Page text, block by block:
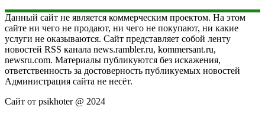
Данный сайт не является коммерческим проектом. На этом
сайте ни чего не продают, ни чего не покупают, ни какие
услуги не оказываются. Сайт представляет собой ленту
новостей RSS канала news.rambler.ru, kommersant.ru,
newsru.com. Материалы публикуются без искажения,
ответственность за достоверность публикуемых новостей
Администрация сайта не несёт.
Сайт от psikhoter @ 2024